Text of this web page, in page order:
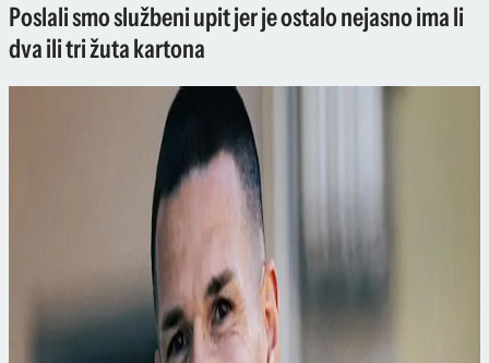
Poslali smo službeni upit jer je ostalo nejasno ima li
dva ili tri žuta kartona